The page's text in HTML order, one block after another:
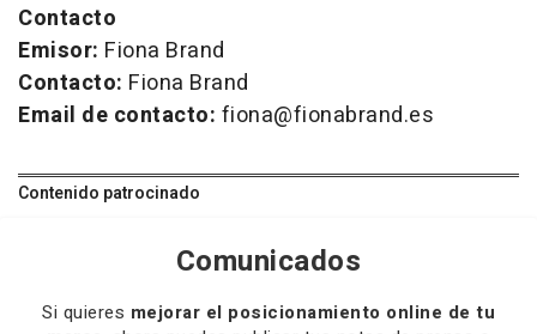
Contacto
Emisor: Fiona Brand
Contacto: Fiona Brand
Email de contacto: fiona@fionabrand.es
Contenido patrocinado
Comunicados
Si quieres mejorar el posicionamiento online de tu